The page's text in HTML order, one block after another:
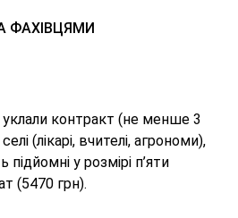
ФАХІВЦЯМИ
уклали контракт (не менше 3
(лікарі, вчителі, агрономи),
у розмірі п’яти
(5470 грн).